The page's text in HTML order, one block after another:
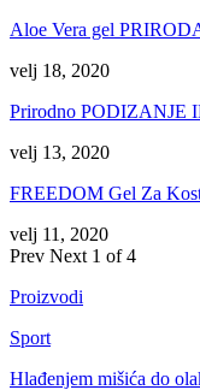
Aloe Vera gel
velj 18, 2020
Prirodno PODIZANJE
velj 13, 2020
FREEDOM Gel Za
velj 11, 2020
Prev Next 1 of 4
Proizvodi
Sport
Hlađenjem mišića do